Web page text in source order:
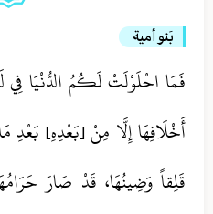
بَنو أمية
فَمَا احْلَوْلَتْ لَكُمُ الدُّنْيَا
أَخْلَافِهَا إِلَّا مِنْ [بَعْدِهِ‏] بَعْدِ
قَلِقاً وَضِينُهَا، قَدْ صَارَ